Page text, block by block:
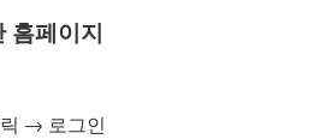
홈페이지
→ 로그인